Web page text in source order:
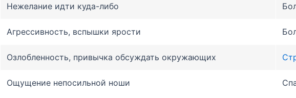
Нежелание идти куда-либо
Агрессивность, вспышки ярости
Озлобленность, привычка обсуждать окружающих
Ощущение непосильной ноши